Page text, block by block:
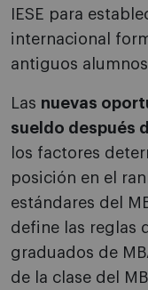
IESE para
internacional
antiguos
Las nuevas
sueldo después
los factores
posición en el
estándares del
define las reglas
graduados de
de la clase del